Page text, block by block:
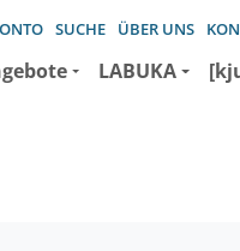
SUCHE ÜBER UNS
LABUKA